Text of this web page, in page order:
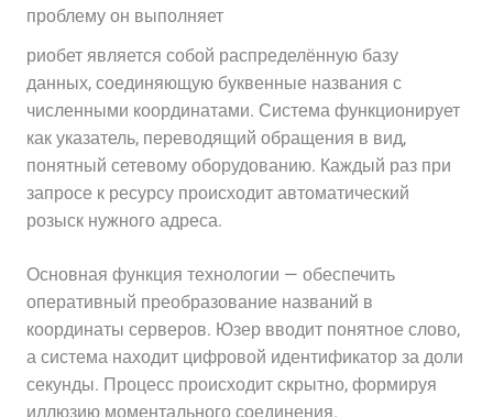
проблему он выполняет
риобет является собой распределённую базу
данных, соединяющую буквенные названия с
численными координатами. Система функционирует
как указатель, переводящий обращения в вид,
понятный сетевому оборудованию. Каждый раз при
запросе к ресурсу происходит автоматический
розыск нужного адреса.
Основная функция технологии — обеспечить
оперативный преобразование названий в
координаты серверов. Юзер вводит понятное слово,
а система находит цифровой идентификатор за доли
секунды. Процесс происходит скрытно, формируя